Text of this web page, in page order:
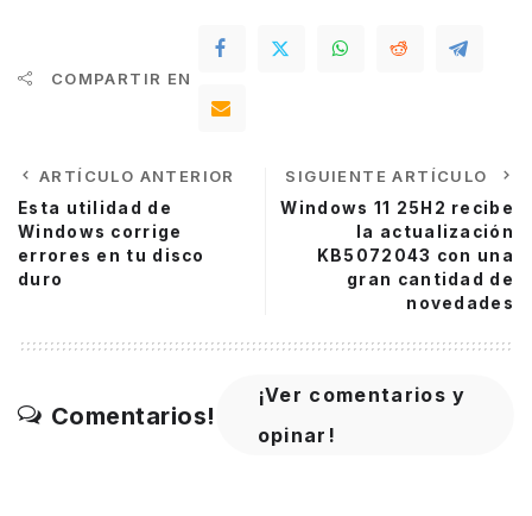
COMPARTIR EN
ARTÍCULO ANTERIOR
Esta utilidad de
Windows corrige
errores en tu disco
duro
SIGUIENTE ARTÍCULO
Windows 11 25H2 recibe
la actualización
KB5072043 con una
gran cantidad de
novedades
Comentarios!
¡Ver comentarios y
opinar!